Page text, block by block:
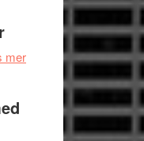
Hannes
Roland
Pöntinen
avslutar
merom
Malmöfestivalen